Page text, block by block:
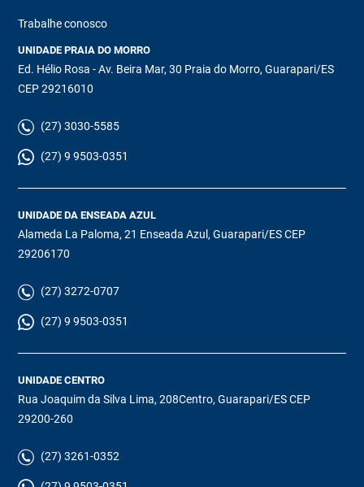
Trabalhe conosco
UNIDADE PRAIA DO MORRO
Ed. Hélio Rosa - Av. Beira Mar, 30 Praia do Morro, Guarapari/ES
CEP 29216010
(27) 3030-5585
(27) 9 9503-0351
UNIDADE DA ENSEADA AZUL
Alameda La Paloma, 21 Enseada Azul, Guarapari/ES CEP
29206170
(27) 3272-0707
(27) 9 9503-0351
UNIDADE CENTRO
Rua Joaquim da Silva Lima, 208Centro, Guarapari/ES CEP
29200-260
(27) 3261-0352